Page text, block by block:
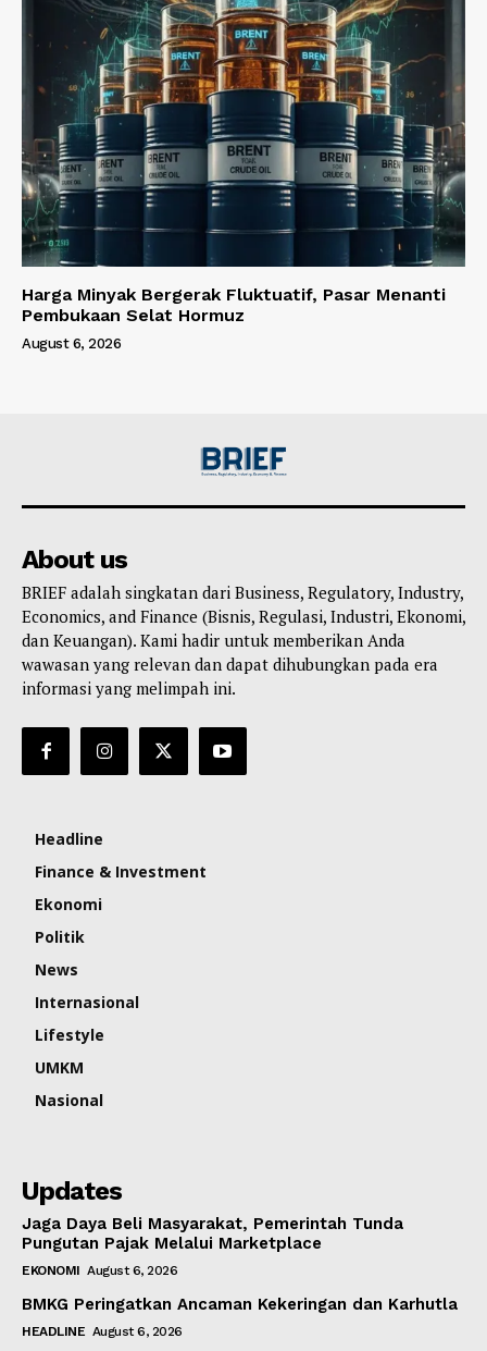
Harga Minyak Bergerak Fluktuatif, Pasar Menanti
Pembukaan Selat Hormuz
August 6, 2026
About us
BRIEF adalah singkatan dari Business, Regulatory, Industry,
Economics, and Finance (Bisnis, Regulasi, Industri, Ekonomi,
dan Keuangan). Kami hadir untuk memberikan Anda
wawasan yang relevan dan dapat dihubungkan pada era
informasi yang melimpah ini.
Headline
Finance & Investment
Ekonomi
Politik
News
Internasional
Lifestyle
UMKM
Nasional
Updates
Jaga Daya Beli Masyarakat, Pemerintah Tunda
Pungutan Pajak Melalui Marketplace
EKONOMI August 6, 2026
BMKG Peringatkan Ancaman Kekeringan dan Karhutla
HEADLINE August 6, 2026